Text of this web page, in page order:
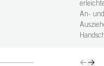
An- und